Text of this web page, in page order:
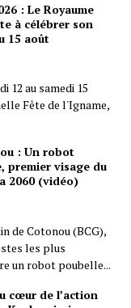
: Le Royaume
à célébrer son
15 août
12 au samedi 15
Fête de l'Igname,
: Un robot
premier visage du
2060 (vidéo)
de Cotonou (BCG),
les plus
un robot poubelle...
cœur de l’action